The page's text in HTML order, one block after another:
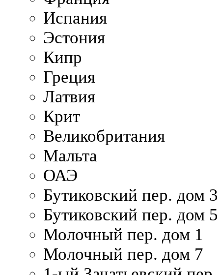
Испания
Эстония
Кипр
Греция
Латвия
Крит
Великобритания
Мальта
ОАЭ
Бутиковский пер. дом 3
Бутиковский пер. дом 5
Молочный пер. дом 1
Молочный пер. дом 7